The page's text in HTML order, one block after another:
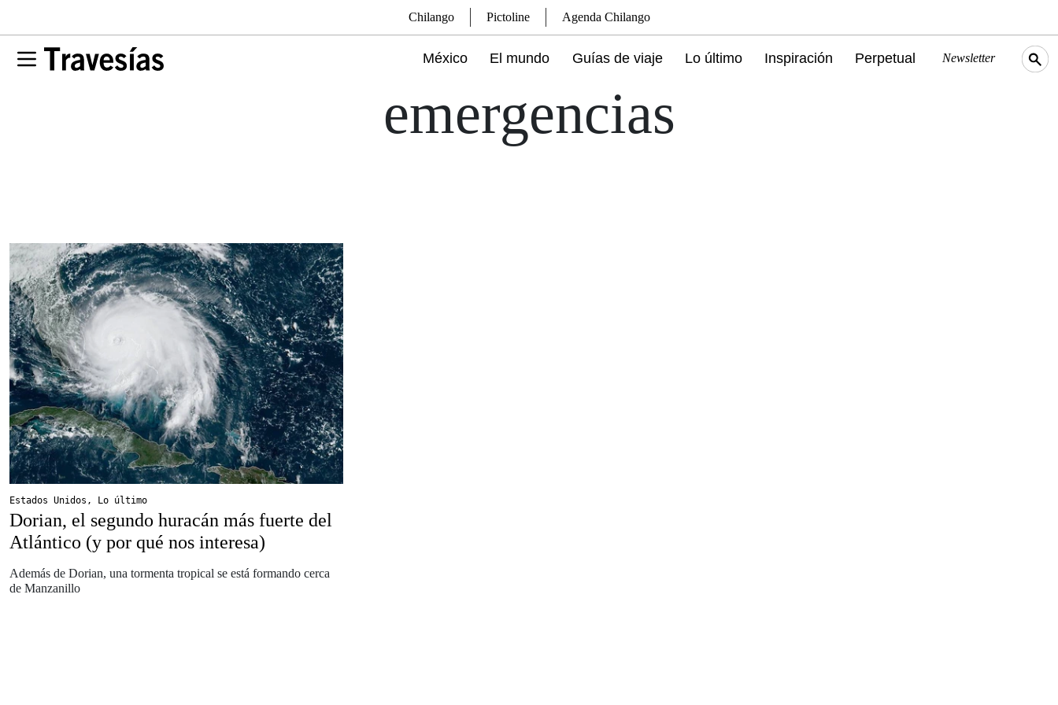
Chilango Pictoline Agenda Chilango
México El mundo Guías de viaje Lo último Inspiración Perpetual Newsletter
emergencias
Estados Unidos , Lo último
Dorian, el segundo huracán más fuerte del
Atlántico (y por qué nos interesa)
Además de Dorian, una tormenta tropical se está formando cerca
de Manzanillo